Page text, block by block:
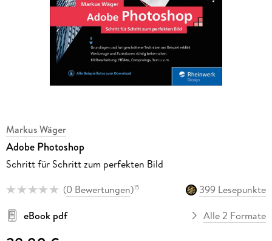
Markus Wäger
Adobe Photoshop
Schritt für Schritt zum perfekten Bild
(0 Bewertungen)15
399 Lesepunkte
eBook pdf
Alle 2 Formate